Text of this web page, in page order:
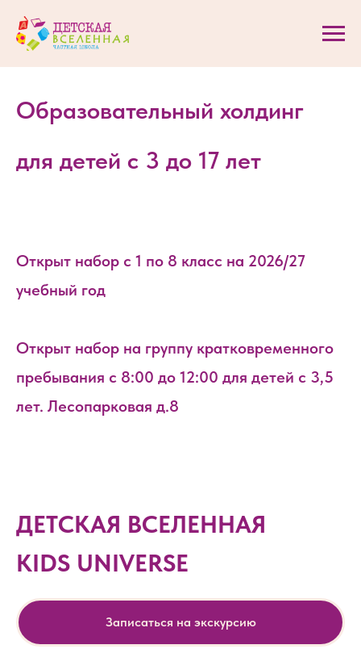
Образовательный холдинг
для детей с 3 до 17 лет
Открыт набор с 1 по 8 класс на 2026/27
учебный год
Открыт набор на группу кратковременного
пребывания с 8:00 до 12:00 для детей с 3,5
лет. Лесопарковая д.8
ДЕТСКАЯ ВСЕЛЕННАЯ
KIDS UNIVERSE
Записаться на экскурсию